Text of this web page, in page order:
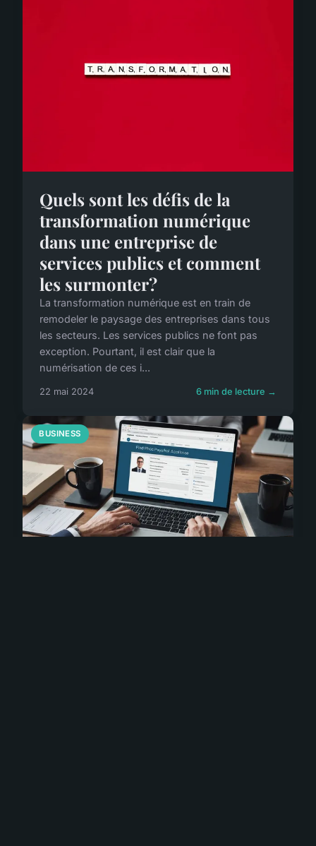
Quels sont les défis de la
transformation numérique
dans une entreprise de
services publics et comment
les surmonter?
La transformation numérique est en train de
remodeler le paysage des entreprises dans tous
les secteurs. Les services publics ne font pas
exception. Pourtant, il est clair que la
numérisation de ces i...
22 mai 2024 6 min de lecture →
BUSINESS